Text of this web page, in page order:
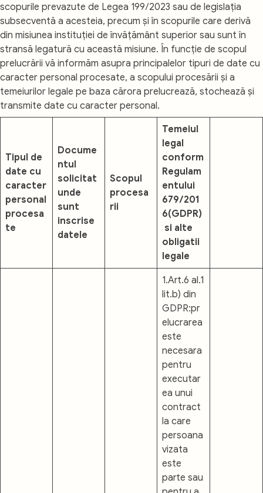
scopurile prevazute de Legea 199/2023 sau de legislația
subsecventă a acesteia, precum și în scopurile care derivă
din misiunea instituției de învățământ superior sau sunt în
stransă legatură cu această misiune. În funcție de scopul
prelucrării vă informăm asupra principalelor tipuri de date cu
caracter personal procesate, a scopului procesării și a
temeiurilor legale pe baza cărora prelucrează, stochează și
transmite date cu caracter personal.
Tipul de
date cu
caracter
personal
procesa
te
Docume
ntul
solicitat
unde
sunt
inscrise
datele
Scopul
procesa
rii
Temeiul
legal
conform
Regulam
entului
679/201
6(GDPR)
si alte
obligatii
legale
1.Art.6 al.1
lit.b) din
GDPR:pr
elucrarea
este
necesara
pentru
executar
ea unui
contract
la care
persoana
vizata
este
parte sau